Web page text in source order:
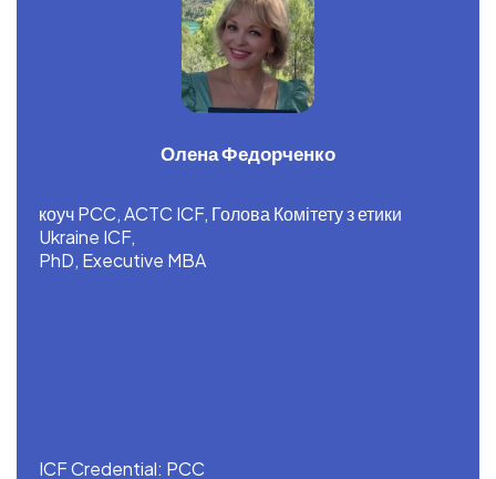
Олена Федорченко
коуч PCC, ACTC ICF, Голова Комітету з етики
Ukraine ICF,
PhD, Executive MBA
ICF Credential: PCC